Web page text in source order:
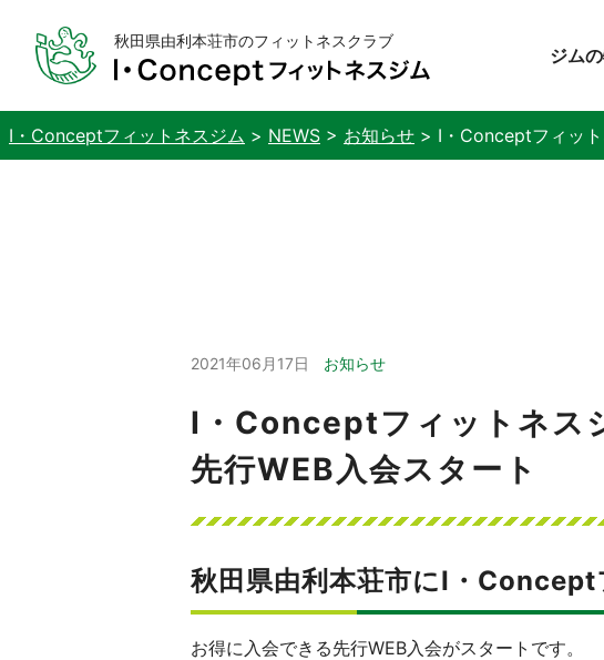
秋田県由利本荘市のフィットネスクラブ
ジム
I・Conceptフィットネスジム > NEWS > お知らせ > I・Conceptフィッ
2021年06月17日 お知らせ
I・Conceptフィットネス
先行WEB入会スタート
秋田県由利本荘市にI・
お得に入会できる先行WEB入会がスタートです。